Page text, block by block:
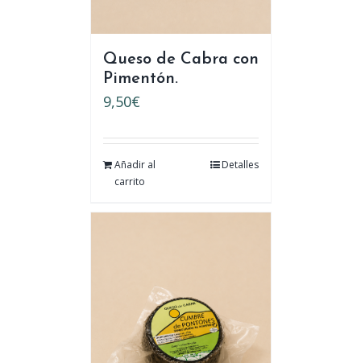
Queso de Cabra con
Pimentón.
9,50€
Añadir al
carrito
Detalles